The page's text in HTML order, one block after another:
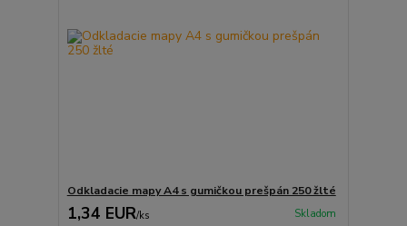
Odkladacie mapy A4 s gumičkou prešpán 250 žlté
1,34 EUR/ks Skladom